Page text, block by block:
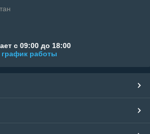
с 09:00 до 18:00
график работы